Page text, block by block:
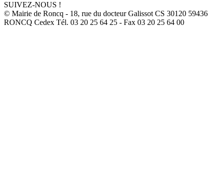
SUIVEZ-NOUS !
© Mairie de Roncq - 18, rue du docteur Galissot CS 30120 59436
RONCQ Cedex Tél. 03 20 25 64 25 - Fax 03 20 25 64 00